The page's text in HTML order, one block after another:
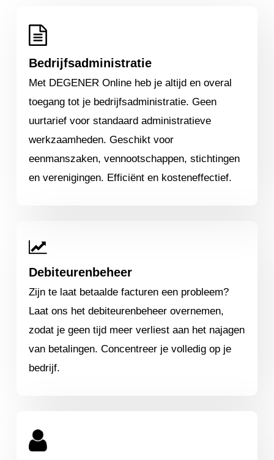
Bedrijfsadministratie
Met DEGENER Online heb je altijd en overal
toegang tot je bedrijfsadministratie. Geen
uurtarief voor standaard administratieve
werkzaamheden. Geschikt voor
eenmanszaken, vennootschappen, stichtingen
en verenigingen. Efficiënt en kosteneffectief.
Debiteurenbeheer
Zijn te laat betaalde facturen een probleem?
Laat ons het debiteurenbeheer overnemen,
zodat je geen tijd meer verliest aan het najagen
van betalingen. Concentreer je volledig op je
bedrijf.